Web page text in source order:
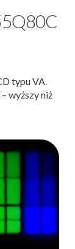
typu VA.
wyższy niż